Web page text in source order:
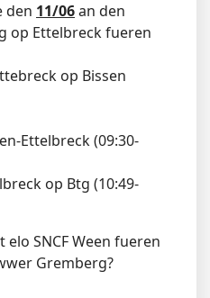
den 11/06an den
op Ettelbreck fueren
op Bissen
Ettelbreck (09:30-
op Btg (10:49-
SNCF Ween fueren
Gremberg?